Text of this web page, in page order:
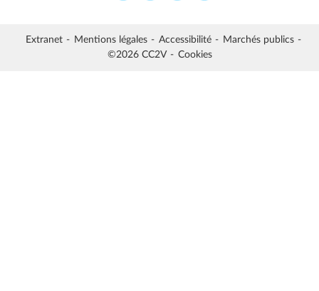
Extranet Mentions légales Accessibilité
Marchés publics
©2026 CC2V
Cookies